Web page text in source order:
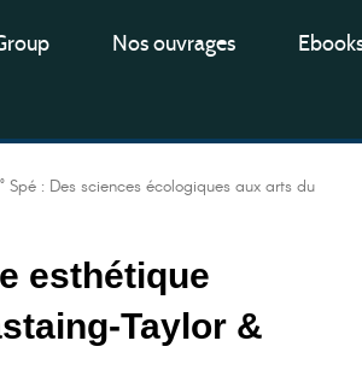
Nos ouvrages
Spé : Des sciences écologiques aux arts du
esthétique
Taylor &